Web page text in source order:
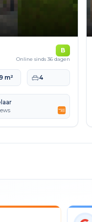
B
Online sinds 36 dagen
m² Slaapkamers
4